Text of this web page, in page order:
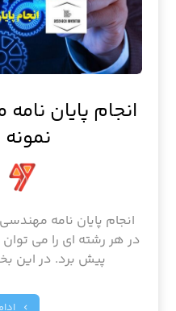
انجام پایان
انجام پایان نامه
در هر رشته ای را می توان
پیش برد. در این